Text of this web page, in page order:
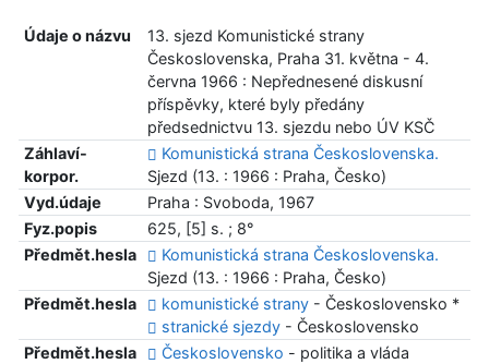
Údaje o názvu
13. sjezd Komunistické strany
Československa, Praha 31. května - 4.
června 1966 : Nepřednesené diskusní
příspěvky, které byly předány
předsednictvu 13. sjezdu nebo ÚV KSČ
Záhlaví-
korpor.
Komunistická strana Československa.
Sjezd (13. : 1966 : Praha, Česko)
Vyd.údaje
Praha : Svoboda, 1967
Fyz.popis
625, [5] s. ; 8°
Předmět.hesla
Komunistická strana Československa.
Sjezd (13. : 1966 : Praha, Česko)
Předmět.hesla
komunistické strany - Československo *
stranické sjezdy - Československo
Předmět.hesla
Československo - politika a vláda